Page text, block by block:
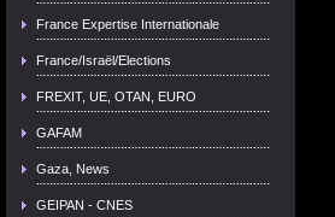
France Expertise Internationale
France/Israël/Elections
FREXIT, UE, OTAN, EURO
GAFAM
Gaza, News
GEIPAN - CNES